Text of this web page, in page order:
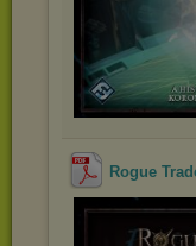
Rogue